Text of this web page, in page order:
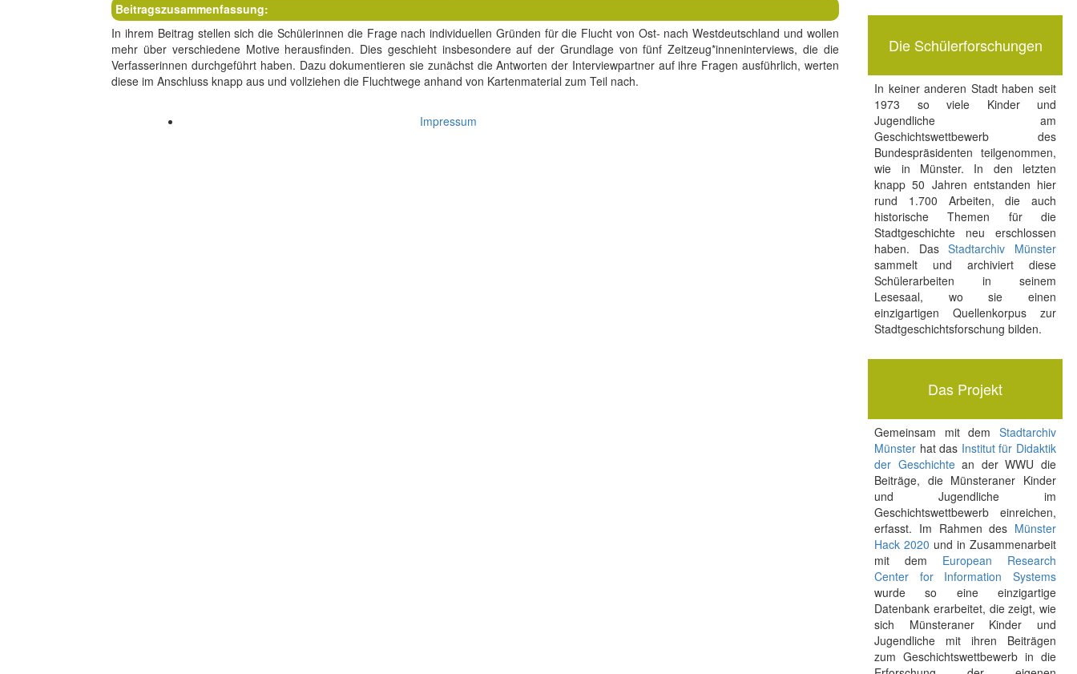
Beitragszusammenfassung:
In ihrem Beitrag stellen sich die Schülerinnen die Frage nach individuellen Gründen für die Flucht von Ost- nach Westdeutschland und wollen
mehr über verschiedene Motive herausfinden. Dies geschieht insbesondere auf der Grundlage von fünf Zeitzeug*inneninterviews, die die
Verfasserinnen durchgeführt haben. Dazu dokumentieren sie zunächst die Antworten der Interviewpartner auf ihre Fragen ausführlich, werten
diese im Anschluss knapp aus und vollziehen die Fluchtwege anhand von Kartenmaterial zum Teil nach.
Die Schülerforschungen
In keiner anderen Stadt haben seit
1973 so viele Kinder und
Jugendliche am
Geschichtswettbewerb des
Bundespräsidenten teilgenommen,
wie in Münster. In den letzten
knapp 50 Jahren entstanden hier
rund 1.700 Arbeiten, die auch
historische Themen für die
Stadtgeschichte neu erschlossen
haben. DasStadtarchiv Münster
sammelt und archiviert diese
Schülerarbeiten in seinem
Lesesaal, wo sie einen
einzigartigen Quellenkorpus zur
Stadtgeschichtsforschung bilden.
Das Projekt
Gemeinsam mit dem Stadtarchiv
Münster hat das Institut für Didaktik
der Geschichtean der WWU die
Beiträge, die Münsteraner Kinder
und Jugendliche im
Geschichtswettbewerb einreichen,
erfasst. Im Rahmen des Münster
Hack 2020 und in Zusammenarbeit
mit dem European Research
Center for Information Systems
wurde so eine einzigartige
Datenbank erarbeitet, die zeigt, wie
sich Münsteraner Kinder und
Jugendliche mit ihren Beiträgen
zum Geschichtswettbewerb in die
Impressum